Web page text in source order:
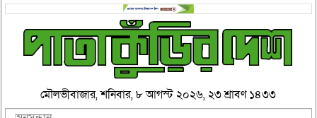
মৌলভীবাজার, শনিবার, ৮ আগস্ট ২০২৬, ২৩ শ্রাবণ ১৪৩৩